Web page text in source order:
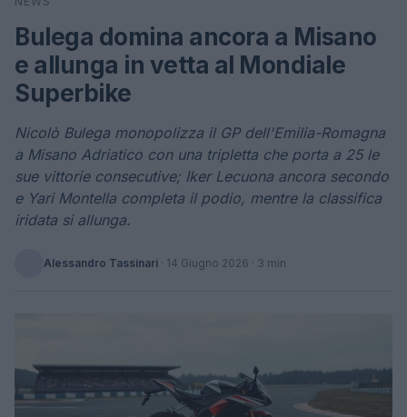
Cerca
Bulega domina ancora a Misano
e allunga in vetta al Mondiale
Superbike
Nicolò Bulega monopolizza il GP dell'Emilia-Romagna
a Misano Adriatico con una tripletta che porta a 25 le
sue vittorie consecutive; Iker Lecuona ancora secondo
e Yari Montella completa il podio, mentre la classifica
iridata si allunga.
Alessandro Tassinari · 14 Giugno 2026 · 3 min